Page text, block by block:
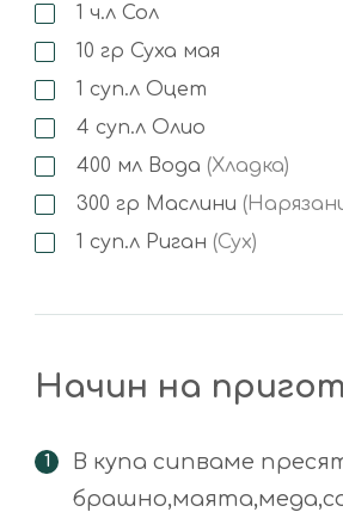
1 ч.л Сол
10 гр Суха мая
1 суп.л Оцет
4 суп.л Олио
400 мл Вода (Хладка)
300 гр Маслини
1 суп.л Риган (Сух)
Начин на
В купа сипваме